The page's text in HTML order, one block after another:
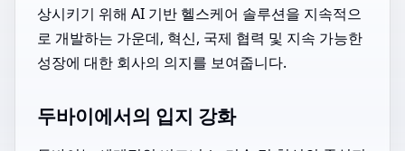
상시키기 위해 AI 기반 헬스케어 솔루션을 지속적으
로 개발하는 가운데, 혁신, 국제 협력 및 지속 가능한
성장에 대한 회사의 의지를 보여줍니다.
두바이에서의 입지 강화